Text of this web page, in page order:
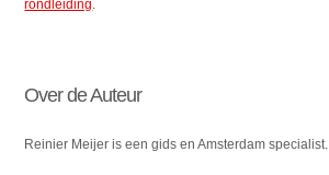
rondleiding.
Over de Auteur
Reinier Meijer is een gids en Amsterdam specialist.